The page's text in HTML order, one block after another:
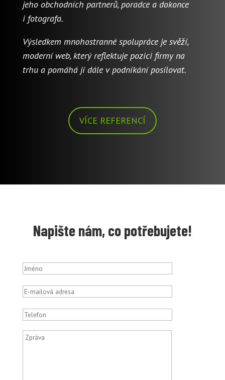
jeho obchodních partnerů, poradce a dokonce
i fotografa.
Výsledkem mnohostranné spolupráce je svěží,
moderní web, který reflektuje pozici firmy na
trhu a pomáhá jí dále v podnikání posilovat.
VÍCE REFERENCÍ
Napište nám, co potřebujete!